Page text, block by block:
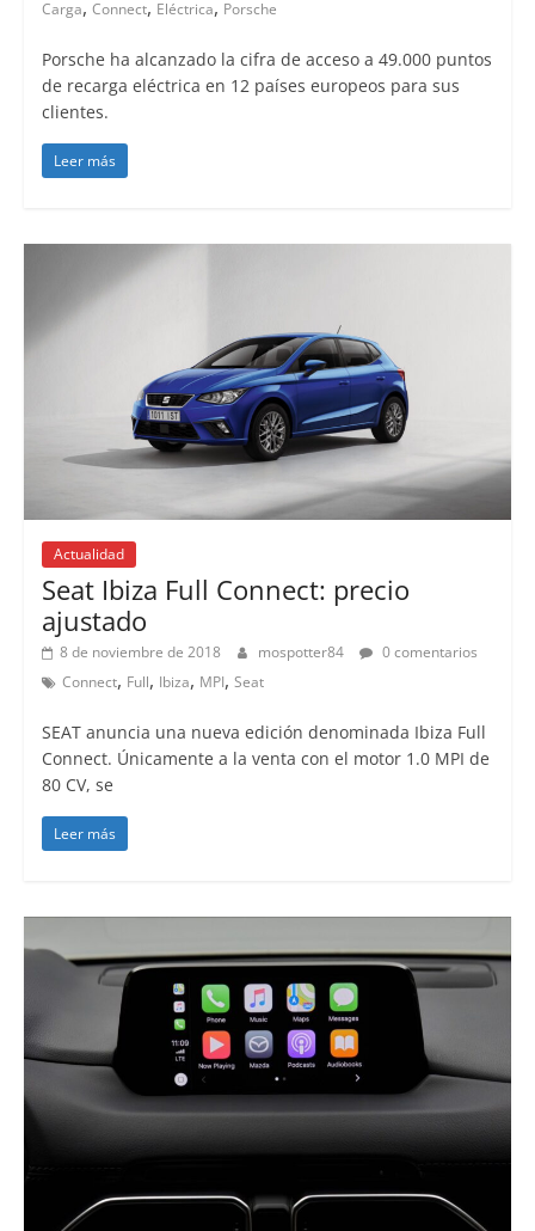
Carga, Connect, Eléctrica, Porsche
Porsche ha alcanzado la cifra de acceso a 49.000 puntos
de recarga eléctrica en 12 países europeos para sus
clientes.
Leer más
Actualidad
Seat Ibiza Full Connect: precio
ajustado
8 de noviembre de 2018 mospotter84
0 comentarios
Connect, Full, Ibiza, MPI, Seat
SEAT anuncia una nueva edición denominada Ibiza Full
Connect. Únicamente a la venta con el motor 1.0 MPI de
80 CV, se
Leer más